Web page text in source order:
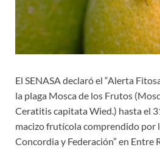
El SENASA declaró el “Alerta
la plaga Mosca de los Frutos
Ceratitis capitata Wied.) hasta el
macizo frutícola comprendido por
Concordia y Federación” en Entre